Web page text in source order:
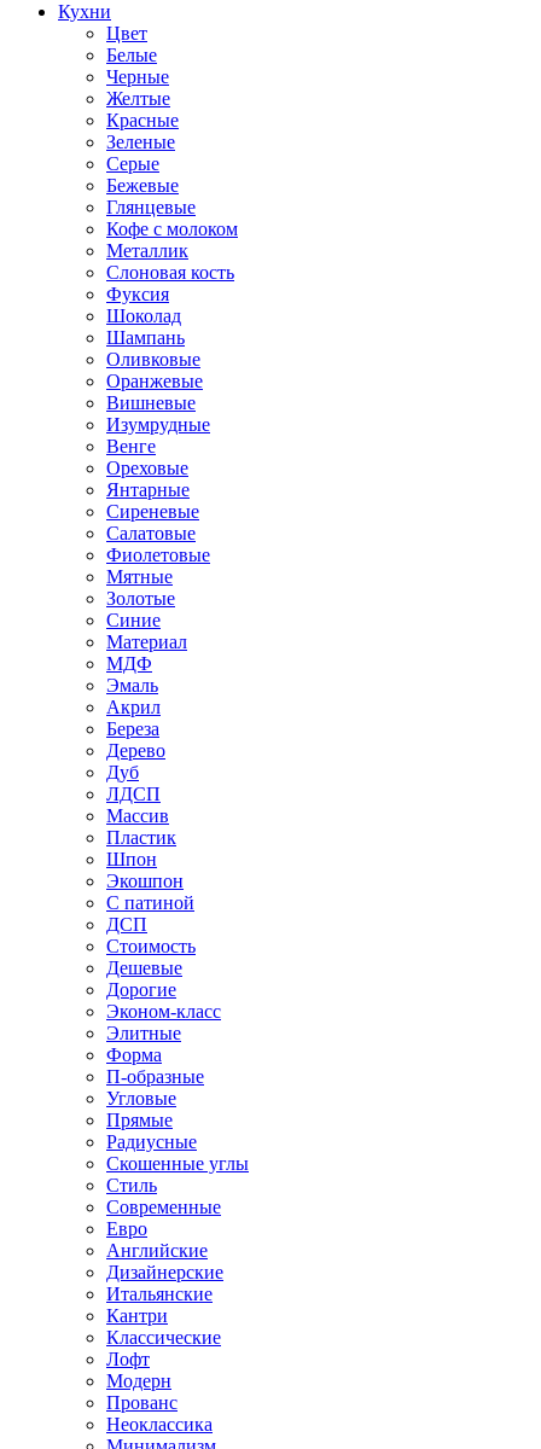
Кухни
Цвет
Белые
Черные
Желтые
Красные
Зеленые
Серые
Бежевые
Глянцевые
Кофе с молоком
Металлик
Слоновая кость
Фуксия
Шоколад
Шампань
Оливковые
Оранжевые
Вишневые
Изумрудные
Венге
Ореховые
Янтарные
Сиреневые
Салатовые
Фиолетовые
Мятные
Золотые
Синие
Материал
МДФ
Эмаль
Акрил
Береза
Дерево
Дуб
ЛДСП
Массив
Пластик
Шпон
Экошпон
С патиной
ДСП
Стоимость
Дешевые
Дорогие
Эконом-класс
Элитные
Форма
П-образные
Угловые
Прямые
Радиусные
Скошенные углы
Стиль
Современные
Евро
Английские
Дизайнерские
Итальянские
Кантри
Классические
Лофт
Модерн
Прованс
Неоклассика